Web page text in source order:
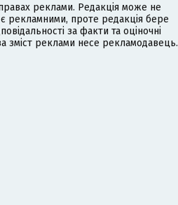
реклами. Редакція може не
рекламними, проте редакція бере
за факти та оціночні
зміст реклами несе рекламодавець.